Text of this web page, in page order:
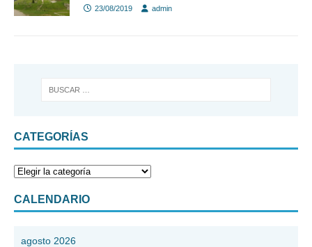
23/08/2019 admin
CATEGORÍAS
CALENDARIO
agosto 2026